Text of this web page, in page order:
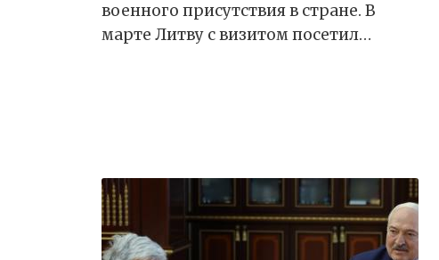
военного присутствия в стране. В
марте Литву с визитом посетил…